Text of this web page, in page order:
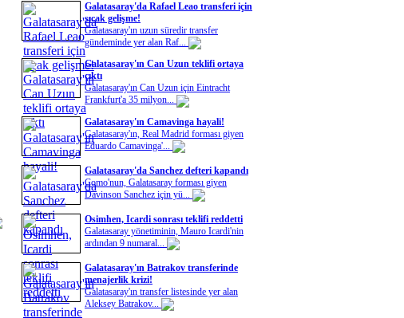
Galatasaray'da Rafael Leao transferi için
sıcak gelişme!
Galatasaray'ın uzun süredir transfer
gündeminde yer alan Raf...
Galatasaray'ın Can Uzun teklifi ortaya
çıktı
Galatasaray'ın Can Uzun için Eintracht
Frankfurt'a 35 milyon...
Galatasaray'ın Camavinga hayali!
Galatasaray'ın, Real Madrid forması giyen
Eduardo Camavinga'...
Galatasaray'da Sanchez defteri kapandı
Como'nun, Galatasaray forması giyen
Davinson Sanchez için yü...
Osimhen, Icardi sonrası teklifi reddetti
Galatasaray yönetiminin, Mauro Icardi'nin
ardından 9 numaral...
Galatasaray'ın Batrakov transferinde
menajerlik krizi!
Galatasaray'ın transfer listesinde yer alan
Aleksey Batrakov...